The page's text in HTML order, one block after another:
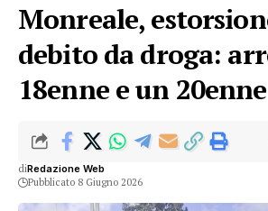
Monreale,
debito da droga:
18enne e un 20enne
diRedazione Web
Pubblicato 8 Giugno 2026